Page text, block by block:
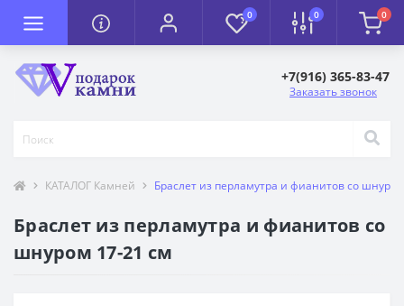
0 0 0
+7(916) 365-83-47
Заказать звонок
КАТАЛОГ Камней Браслет из перламутра и фианитов со
Браслет из перламутра и фианитов со
шнуром 17-21 см